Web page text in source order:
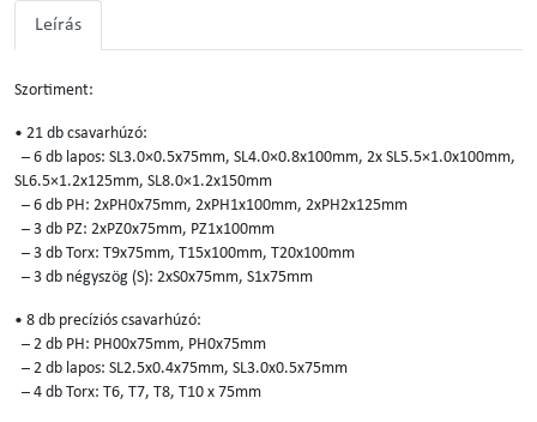
Leírás
Szortiment:
• 21 db csavarhúzó:
– 6 db lapos: SL3.0×0.5x75mm, SL4.0×0.8x100mm, 2x SL5.5×1.0x100mm,
SL6.5×1.2x125mm, SL8.0×1.2x150mm
– 6 db PH: 2xPH0x75mm, 2xPH1x100mm, 2xPH2x125mm
– 3 db PZ: 2xPZ0x75mm, PZ1x100mm
– 3 db Torx: T9x75mm, T15x100mm, T20x100mm
– 3 db négyszög (S): 2xS0x75mm, S1x75mm
• 8 db precíziós csavarhúzó:
– 2 db PH: PH00x75mm, PH0x75mm
– 2 db lapos: SL2.5x0.4x75mm, SL3.0x0.5x75mm
– 4 db Torx: T6, T7, T8, T10 x 75mm